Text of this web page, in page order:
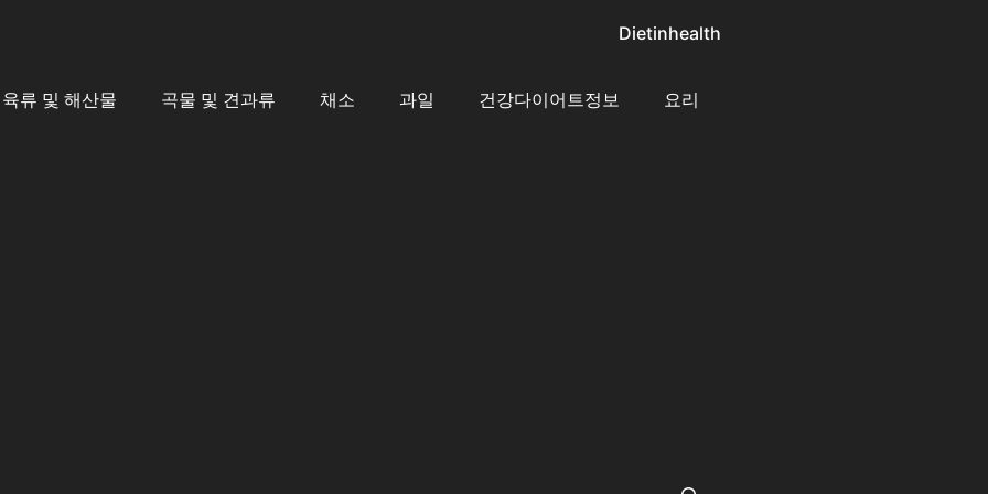
Dietinhealth
육류 및 해산물 곡물 및 견과류 채소 과일 건강다이어트정보 요리